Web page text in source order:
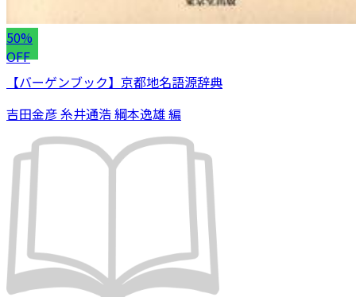
50%
OFF
【バーゲンブック】京都地名語源辞典
吉田金彦 糸井通浩 綱本逸雄 編